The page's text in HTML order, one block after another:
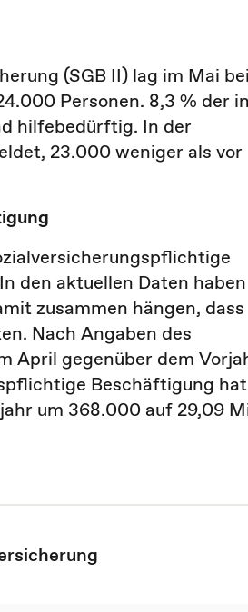
(SGB II) lag im Mai bei
Personen. 8,3 % der in
hilfebedürftig. In der
23.000 weniger als vor
den aktuellen Daten haben
zusammen hängen, dass
Nach Angaben des
April gegenüber dem
Beschäftigung hat
um 368.000 auf 29,09